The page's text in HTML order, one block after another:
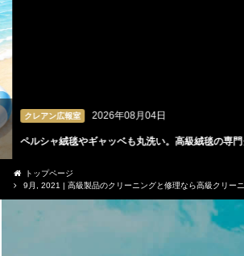
クレアン広報室 2026年08月04日
ペルシャ絨毯やギャッベも丸洗い。高級絨毯の専門ク
トップページ
9月, 2021 | 高級製品のクリーニングと修理なら高級クリー